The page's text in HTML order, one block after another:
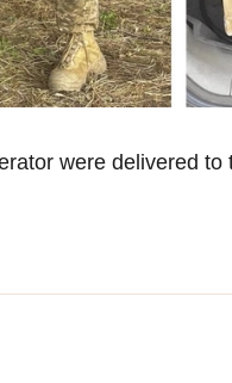
were delivered to